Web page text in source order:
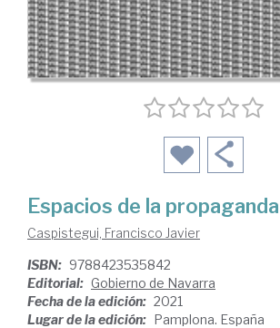
Espacios de la
Caspistegui, Francisco Javier
ISBN: 9788423535842
Editorial: Gobierno de Navarra
Fecha de la edición: 2021
Lugar de la edición: Pamplona. España